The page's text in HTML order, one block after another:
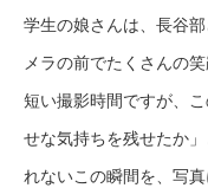
学生の娘さんは、長谷
メラの前でたくさんの
短い撮影時間ですが、
せな気持ちを残せたか
れないこの瞬間を、写